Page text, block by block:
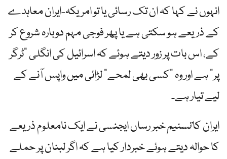
انہوں نے کہا کہ ان تک رسائی یا تو امریکہ-ایران معاہدے
کے ذریعے ہو سکتی ہے یا پھر فوجی مہم دوبارہ شروع کر
کے، اس بات پر زور دیتے ہوئے کہ اسرائیل کی انگلی "ٹرگر
پر” ہے اور وہ "کسی بھی لمحے” لڑائی میں واپس آنے کے
لیے تیار ہے۔
ایران کاتسنیمخبر رساں ایجنسی نے ایک نامعلوم ذریعے
کا حوالہ دیتے ہوئے خبردار کیا ہے کہ اگر لبنان پر حملے